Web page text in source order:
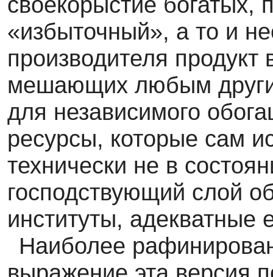
«избыточный», а то и
производителя
мешающих любым
для независимого
ресурсы, которые сам
технически не в
господствующий слой
институты, адекватные
Наиболее